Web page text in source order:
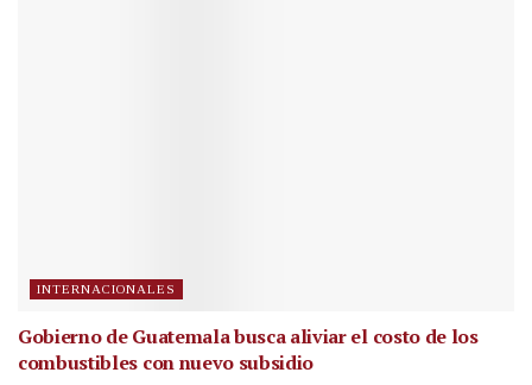
INTERNACIONALES
Gobierno de Guatemala busca aliviar el costo de los
combustibles con nuevo subsidio